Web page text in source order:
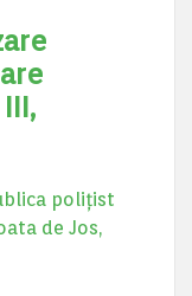
poliţist
de Jos,